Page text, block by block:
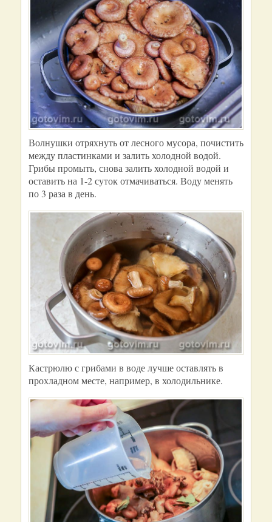
Волнушки отряхнуть от лесного мусора, почистить
между пластинками и залить холодной водой.
Грибы промыть, снова залить холодной водой и
оставить на 1-2 суток отмачиваться. Воду менять
по 3 раза в день.
Кастрюлю с грибами в воде лучше оставлять в
прохладном месте, например, в холодильнике.